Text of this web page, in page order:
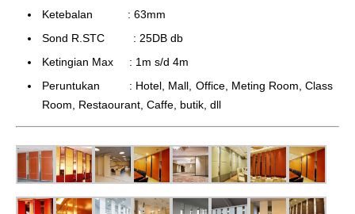
Ketebalan : 63mm
Sond R.STC : 25DB db
Ketingian Max : 1m s/d 4m
Peruntukan : Hotel, Mall, Office, Meting Room, Class
Room, Restaourant, Caffe, butik, dll